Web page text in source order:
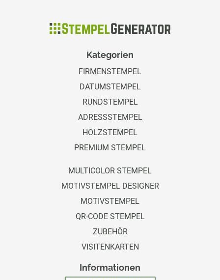
Kategorien
FIRMENSTEMPEL
DATUMSTEMPEL
RUNDSTEMPEL
ADRESSSTEMPEL
HOLZSTEMPEL
PREMIUM STEMPEL
MULTICOLOR STEMPEL
MOTIVSTEMPEL DESIGNER
MOTIVSTEMPEL
QR-CODE STEMPEL
ZUBEHÖR
VISITENKARTEN
Informationen